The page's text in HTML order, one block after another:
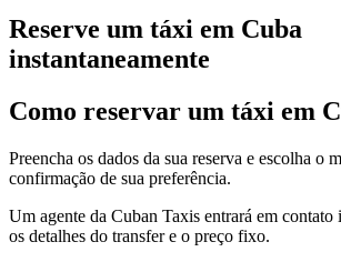
Reserve um táxi em Cuba
instantaneamente
Como reservar um táxi em
Preencha os dados da sua reserva e escolha o
confirmação de sua preferência.
Um agente da Cuban Taxis entrará em contato
os detalhes do transfer e o preço fixo.